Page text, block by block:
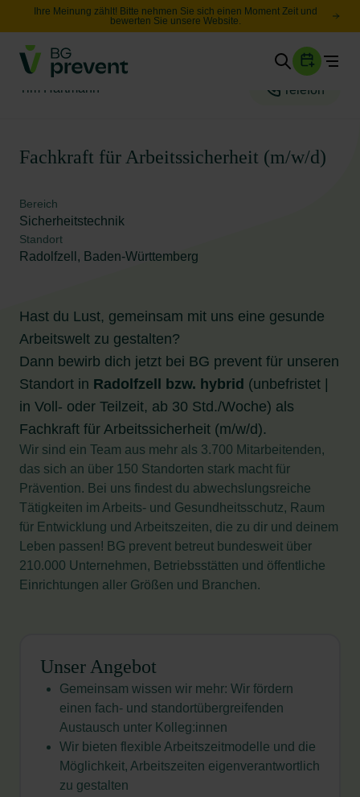
Ihre Meinung zählt! Bitte nehmen Sie sich einen Moment Zeit und
bewerten Sie unsere Website.
Gesundheit
Unternehmen
Wissen
Tim Hartmann Telefon
Fachkraft für Arbeitssicherheit (m/w/d)
Bereich
Sicherheitstechnik
Standort
Radolfzell, Baden-Württemberg
Hast du Lust, gemeinsam mit uns eine gesunde
Arbeitswelt zu gestalten?
Dann bewirb dich jetzt bei BG prevent für unseren
Standort in Radolfzell bzw. hybrid (unbefristet |
in Voll- oder Teilzeit, ab 30 Std./Woche) als
Fachkraft für Arbeitssicherheit (m/w/d).
Wir sind ein Team aus mehr als 3.700 Mitarbeitenden,
das sich an über 150 Standorten stark macht für
Prävention. Bei uns findest du abwechslungsreiche
Tätigkeiten im Arbeits- und Gesundheitsschutz, Raum
für Entwicklung und Arbeitszeiten, die zu dir und deinem
Leben passen! BG prevent betreut bundesweit über
210.000 Unternehmen, Betriebsstätten und öffentliche
Einrichtungen aller Größen und Branchen.
Unser Angebot
Gemeinsam wissen wir mehr: Wir fördern
einen fach- und standortübergreifenden
Austausch unter Kolleg:innen
Wir bieten flexible Arbeitszeitmodelle und die
Möglichkeit, Arbeitszeiten eigenverantwortlich
zu gestalten